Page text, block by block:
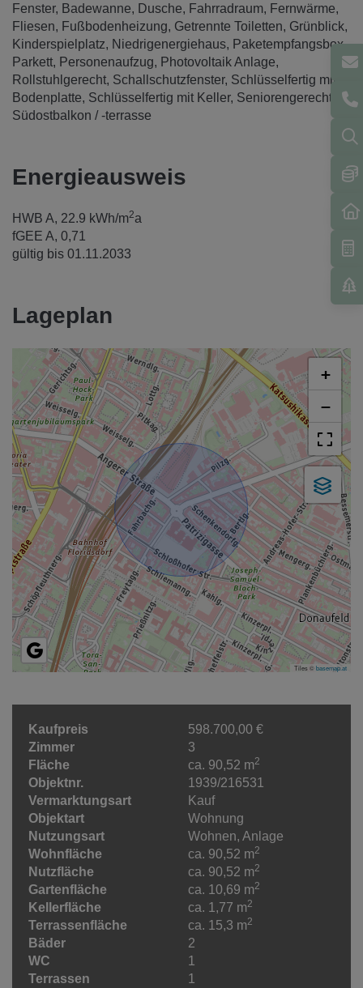
Fenster Badewanne Dusche Fahrradraum
Fernwärme
Fliesen
Fußbodenheizung Getrennte Toiletten Grünblick
Kinderspielplatz
Niedrigenergiehaus
Paketempfangsbox
Parkett
Personenaufzug
Photovoltaik Anlage
Rollstuhlgerecht Schallschutzfenster Schlüsselfertig mit
Bodenplatte Schlüsselfertig mit Keller Seniorengerecht
Südostbalkon / -terrasse
Energieausweis
HWB A, 22.9 kWh/m2a
fGEE A, 0,71
gültig bis 01.11.2033
Lageplan
+
−
Tiles ©basemap.at
Kaufpreis
598.700,00 €
Zimmer
3
Fläche
ca. 90,52 m2
Objektnr.
1939/216531
Vermarktungsart
Kauf
Objektart
Wohnung
Nutzungsart
Wohnen Anlage
Wohnfläche
ca. 90,52 m2
Nutzfläche ca. 90,52 m2
Gartenfläche ca. 10,69 m2
Kellerfläche ca. 1,77 m2
Terrassenfläche ca. 15,3 m2
Bäder
2
WC
1
Terrassen
1